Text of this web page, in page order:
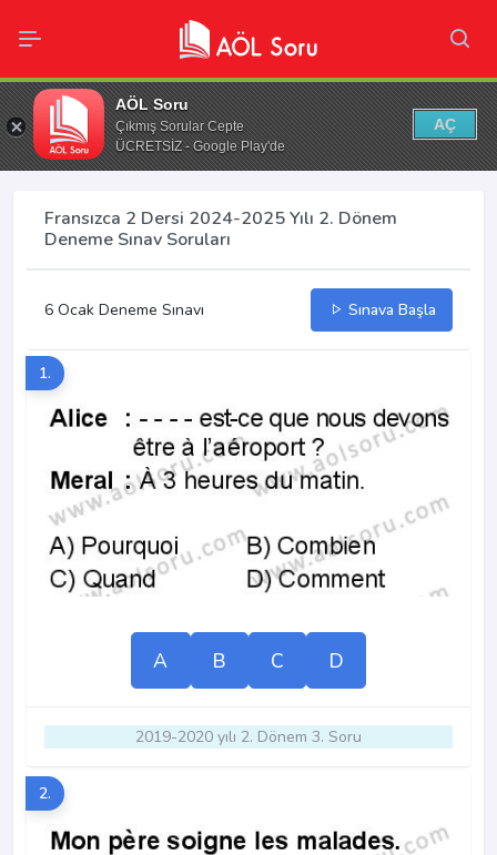
AÖL Soru
Çıkmış Sorular Cepte
ÜCRETSİZ - Google Play'de
AÇ
Fransızca 2 Dersi 2024-2025 Yılı 2. Dönem
Deneme Sınav Soruları
6 Ocak Deneme Sınavı Sınava Başla
1.
A B C D
2019-2020 yılı 2. Dönem 3. Soru
2.